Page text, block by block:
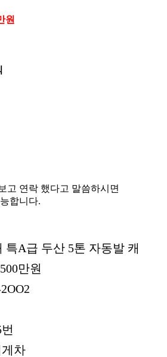
원
고 연락 했다고 말씀하시면
합니다.
특A급 두산 5톤 자동발 캐
만원
차